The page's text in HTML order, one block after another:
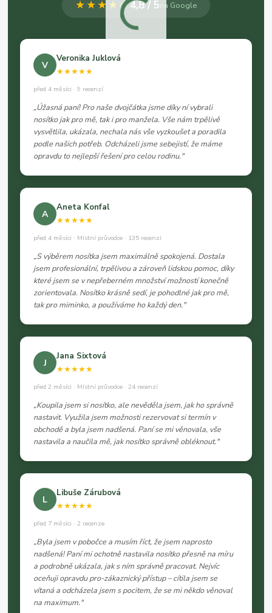
★★★★★4,8 / 5na Google
V
Veronika Juklová
★★★★★
před 4 měsíci · 9 recenzí
„Úžasná paní! Pro naše dvojčátka jsme díky ní vybrali
nosítko jak pro mě, tak i pro manžela. Vše nám trpělivě
vysvětlila, ukázala, nechala nás vše vyzkoušet a poradila
podle našich potřeb. Odcházeli jsme sebejistí, že máme
opravdu to nejlepší řešení pro celou rodinu."
A
Aneta Konfal
★★★★★
před 4 měsíci · Místní průvodce · 135 recenzí
„S výběrem nosítka jsem maximálně spokojená. Dostala
jsem profesionální, trpělivou a zároveň lidskou pomoc, díky
které jsem se v nepřeberném množství možností konečně
zorientovala. Nosítko krásně sedí, je pohodlné jak pro mě,
tak pro miminko, a používáme ho každý den."
J
Jana Sixtová
★★★★★
před 2 měsíci · Místní průvodce · 24 recenzí
„Koupila jsem si nosítko, ale nevěděla jsem, jak ho správně
nastavit. Využila jsem možnosti rezervovat si termín v
obchodě a byla jsem nadšená. Paní se mi věnovala, vše
nastavila a naučila mě, jak nosítko správně obléknout."
L
Libuše Zárubová
★★★★★
před 7 měsíci · 2 recenze
„Byla jsem v pobočce a musím říct, že jsem naprosto
nadšená! Paní mi ochotně nastavila nosítko přesně na míru
a podrobně ukázala, jak s ním správně pracovat. Nejvíc
oceňuji opravdu pro-zákaznický přístup – cítila jsem se
vítaná a odcházela jsem s pocitem, že se mi někdo věnoval
na maximum."